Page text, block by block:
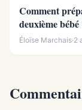
Comment
deuxième bébé
Éloïse Marchais·2